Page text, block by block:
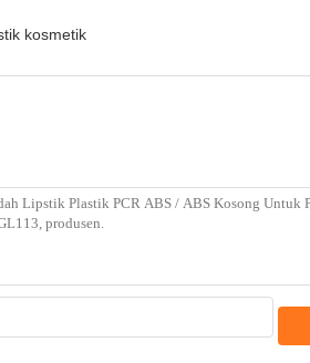
kosmetik